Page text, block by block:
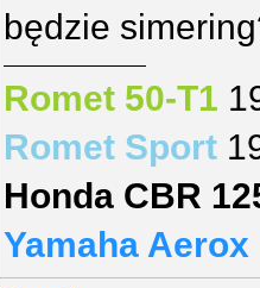
będzie
Romet 50-T1
Romet Sport
Honda CBR
Yamaha Aerox